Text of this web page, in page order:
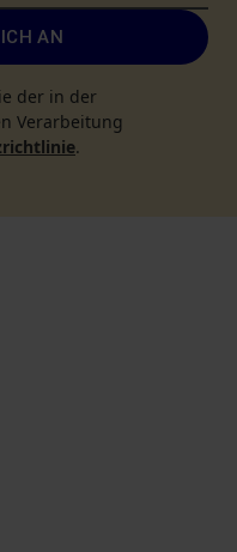
AN
der in der
Verarbeitung
.